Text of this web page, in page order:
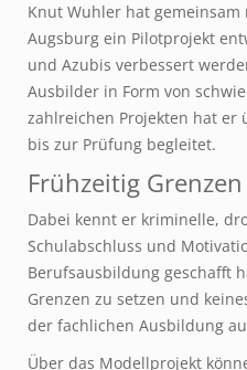
Knut Wuhler hat
Augsburg ein Pilotprojekt
und Azubis verbessert
Ausbilder in Form von
zahlreichen Projekten hat er
bis zur Prüfung begleitet.
Frühzeitig
Dabei kennt er kriminelle,
Schulabschluss und
Berufsausbildung geschafft
Grenzen zu setzen und
der fachlichen Ausbildung
Über das Modellprojekt